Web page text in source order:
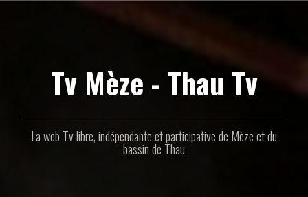
Tv Mèze - Thau Tv
La web Tv libre, indépendante et participative de Mèze et du
bassin de Thau